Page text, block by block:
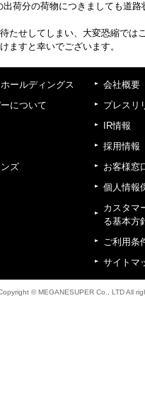
出荷分の荷物につきましても道
たせしてしまい、大変恐縮では
ますと幸いでございます。
ールディングス
について
ズ
会社概要
プレスリ
IR情報
採用情報
お客様窓
個人情報
カスタマ
る基本方
ご利用条
サイトマ
© MEGANESUPER Co., LTD All